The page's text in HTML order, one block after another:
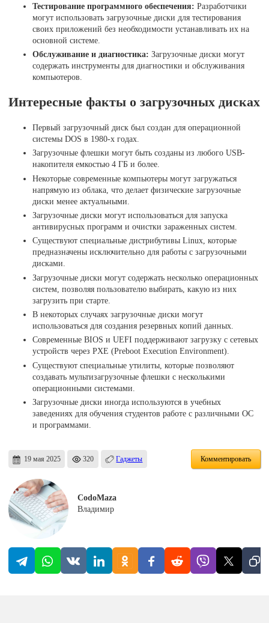
Тестирование программного обеспечения: Разработчики
могут использовать загрузочные диски для тестирования
своих приложений без необходимости устанавливать их на
основной системе.
Обслуживание и диагностика: Загрузочные диски могут
содержать инструменты для диагностики и обслуживания
компьютеров.
Интересные факты о загрузочных дисках
Первый загрузочный диск был создан для операционной
системы DOS в 1980-х годах.
Загрузочные флешки могут быть созданы из любого USB-
накопителя емкостью 4 ГБ и более.
Некоторые современные компьютеры могут загружаться
напрямую из облака, что делает физические загрузочные
диски менее актуальными.
Загрузочные диски могут использоваться для запуска
антивирусных программ и очистки зараженных систем.
Существуют специальные дистрибутивы Linux, которые
предназначены исключительно для работы с загрузочными
дисками.
Загрузочные диски могут содержать несколько операционных
систем, позволяя пользователю выбирать, какую из них
загрузить при старте.
В некоторых случаях загрузочные диски могут
использоваться для создания резервных копий данных.
Современные BIOS и UEFI поддерживают загрузку с сетевых
устройств через PXE (Preboot Execution Environment).
Существуют специальные утилиты, которые позволяют
создавать мультизагрузочные флешки с несколькими
операционными системами.
Загрузочные диски иногда используются в учебных
заведениях для обучения студентов работе с различными ОС
и программами.
19 мая 2025 320 Гаджеты Комментировать
CodoMaza
Владимир